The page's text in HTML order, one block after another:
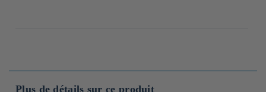
Plus de détails sur ce produit